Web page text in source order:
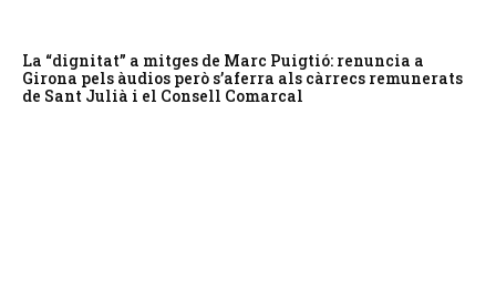
La “dignitat” a mitges de Marc Puigtió: renuncia a
Girona pels àudios però s’aferra als càrrecs remunerats
de Sant Julià i el Consell Comarcal